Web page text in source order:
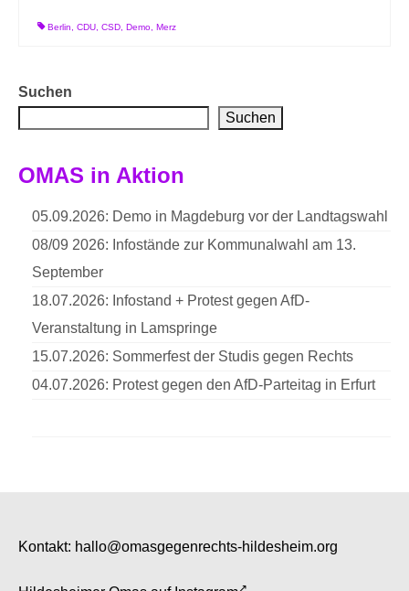
Berlin CDU CSD Demo Merz
Suchen
Suchen
OMAS in Aktion
05.09.2026: Demo in Magdeburg vor der Landtagswahl
08/09 2026: Infostände zur Kommunalwahl am 13.
September
18.07.2026: Infostand + Protest gegen AfD-
Veranstaltung in Lamspringe
15.07.2026: Sommerfest der Studis gegen Rechts
04.07.2026: Protest gegen den AfD-Parteitag in Erfurt
Kontakt: hallo@omasgegenrechts-hildesheim.org